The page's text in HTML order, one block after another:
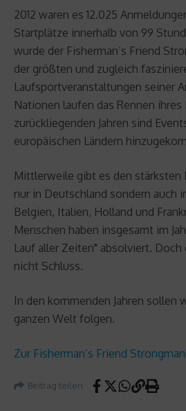
2012 waren es 12.025
Startplätze innerhalb von 99
wurde der Fisherman’s Friend
der größten und zugleich
Laufsportveranstaltungen seiner
Nationen laufen das Rennen ihres
zurückliegenden Jahren sind
europäischen Ländern
Mittlerweile gibt es den stärksten
nur in Deutschland sondern auch
Belgien, Italien, Holland und
Menschen haben insgesamt im
Lauf aller Zeiten" absolviert. Doch
nicht Schluss.
In den kommenden Jahren sollen
ganzen Welt folgen.
Zur Fisherman’s Friend
Beitrag teilen